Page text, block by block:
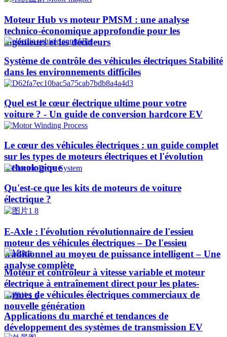
Moteur Hub vs moteur PMSM : une analyse
technico-économique approfondie pour les
ingénieurs et les décideurs
Système de contrôle des véhicules électriques Stabilité
dans les environnements difficiles
Quel est le cœur électrique ultime pour votre
voiture ? - Un guide de conversion hardcore EV
Le cœur des véhicules électriques : un guide complet
sur les types de moteurs électriques et l'évolution
technologique
Qu'est-ce que les kits de moteurs de voiture
électrique ?
E-Axle : l'évolution révolutionnaire de l'essieu
moteur des véhicules électriques – De l'essieu
traditionnel au moyeu de puissance intelligent – Une
analyse complète
Moteur et contrôleur à vitesse variable et moteur
électrique à entraînement direct pour les plates-
formes de véhicules électriques commerciaux de
nouvelle génération
Applications du marché et tendances de
développement des systèmes de transmission EV